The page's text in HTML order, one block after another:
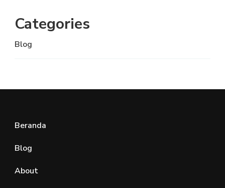
Categories
Blog
Beranda
Blog
About